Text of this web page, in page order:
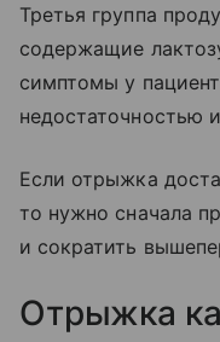
Третья группа
содержащие
симптомы у
недостаточностью
Если отрыжка
то нужно сначала
и сократить
Отрыжка